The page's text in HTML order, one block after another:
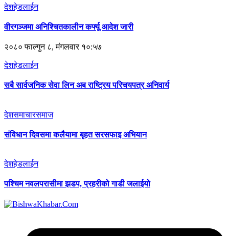
देशहेडलाईन
वीरगञ्जमा अनिश्चितकालीन कर्फ्यू आदेश जारी
२०८० फाल्गुन ८, मंगलवार १०:५७
देशहेडलाईन
सबै सार्वजनिक सेवा लिन अब राष्ट्रिय परिचयपत्र अनिवार्य
देशसमाचारसमाज
संविधान दिवसमा कलैयामा बृहत सरसफाइ अभियान
देशहेडलाईन
पश्चिम नवलपरासीमा झडप, प्रहरीको गाडी जलाईयो